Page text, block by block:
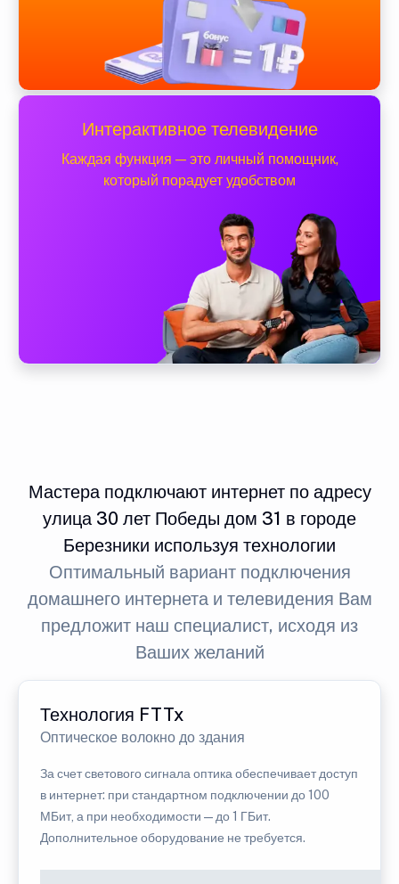
Интерактивное телевидение
Каждая функция — это личный помощник,
который порадует удобством
Мастера подключают интернет по адресу
улица 30 лет Победы дом 31 в городе
Березники используя технологии
Оптимальный вариант подключения
домашнего интернета и телевидения Вам
предложит наш специалист, исходя из
Ваших желаний
Технология FTTx
Оптическое волокно до здания
За счет светового сигнала оптика обеспечивает доступ
в интернет: при стандартном подключении до 100
МБит, а при необходимости — до 1 ГБит.
Дополнительное оборудование не требуется.